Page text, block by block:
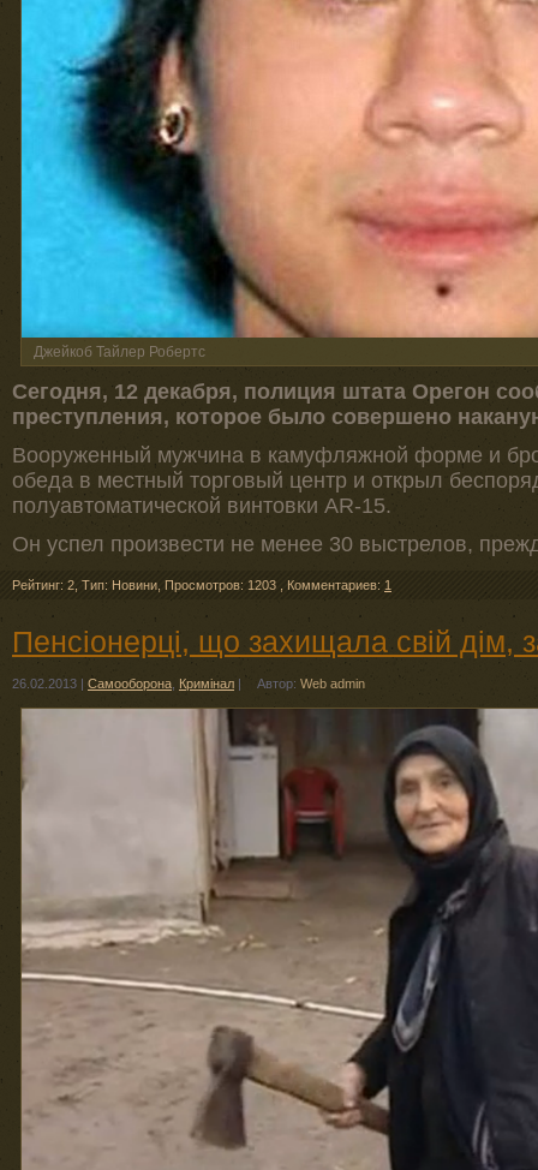
Джейкоб Тайлер Робертс
Сегодня, 12 декабря, полиция штата Орегон
преступления, которое было совершено
Вооруженный мужчина в камуфляжной форме и
обеда в местный торговый центр и открыл
полуавтоматической винтовки AR-15.
Он успел произвести не менее 30 выстрелов,
Рейтинг: 2 Тип: Новини Просмотров: 1203 Комментариев: 1
Пенсіонерці, що захищала свій дім,
26.02.2013 | Самооборона Кримінал | Автор: Web admin